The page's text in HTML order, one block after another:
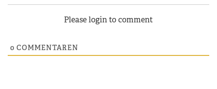
Please login to comment
0 COMMENTAREN